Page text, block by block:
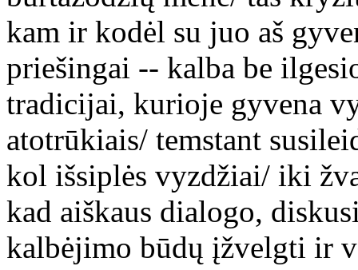
kam ir kodėl su juo aš
priešingai -- kalba be
tradicijai, kurioje gyvena
atotrūkiais/ temstant
kol išsiplės vyzdžiai/ iki
kad aiškaus dialogo,
kalbėjimo būdų įžvelgti ir